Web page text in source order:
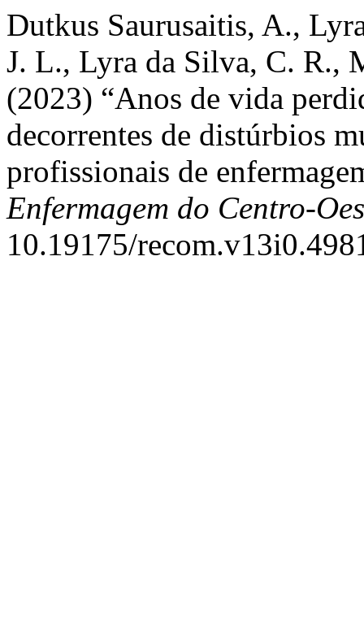
Dutkus Saurusaitis, A.,
J. L., Lyra da Silva, C. R.,
(2023) “Anos de vida
decorrentes de distúrbios
profissionais de
Enfermagem do Centro-
10.19175/